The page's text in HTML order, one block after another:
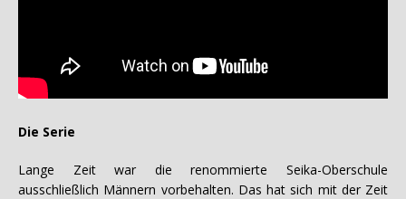
Die Serie
Lange Zeit war die renommierte Seika-Oberschule
ausschließlich Männern vorbehalten. Das hat sich mit der Zeit